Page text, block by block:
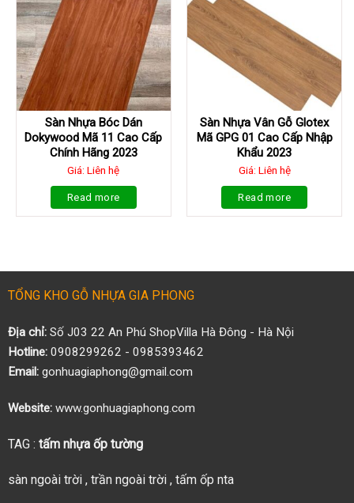
Sàn Nhựa Bóc Dán
Dokywood Mã 11 Cao Cấp
Chính Hãng 2023
Giá: Liên hệ
Read more
Sàn Nhựa Vân Gỗ Glotex
Mã GPG 01 Cao Cấp Nhập
Khẩu 2023
Giá: Liên hệ
Read more
TỔNG KHO GỖ NHỰA GIA PHONG
Địa chỉ:Số J03 22 An Phú ShopVilla Hà Đông - Hà Nội
Hotline:0908299262 - 0985393462
Email:gonhuagiaphong@gmail.com
Website:www.gonhuagiaphong.com
TAG : tấm nhựa ốp tường
sàn ngoài trời, trần ngoài trời, tấm ốp nta